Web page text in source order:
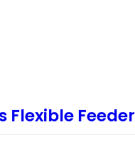
Flexible Feeder